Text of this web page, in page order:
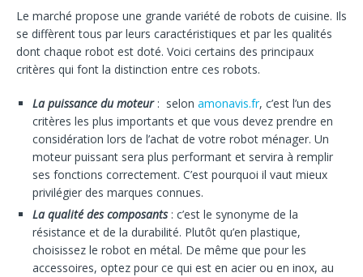
Le marché propose une grande variété de robots de cuisine. Ils
se diffèrent tous par leurs caractéristiques et par les qualités
dont chaque robot est doté. Voici certains des principaux
critères qui font la distinction entre ces robots.
La puissance du moteur : selon amonavis.fr, c’est l’un des
critères les plus importants et que vous devez prendre en
considération lors de l’achat de votre robot ménager. Un
moteur puissant sera plus performant et servira à remplir
ses fonctions correctement. C’est pourquoi il vaut mieux
privilégier des marques connues.
La qualité des composants: c’est le synonyme de la
résistance et de la durabilité. Plutôt qu’en plastique,
choisissez le robot en métal. De même que pour les
accessoires, optez pour ce qui est en acier ou en inox, au